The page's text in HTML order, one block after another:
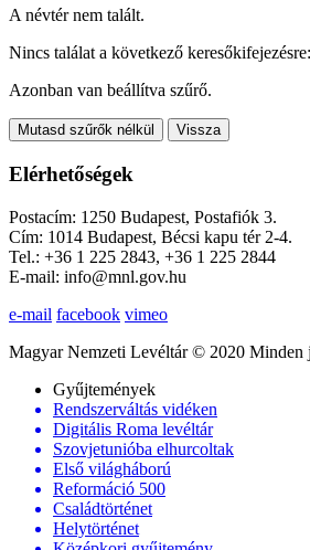
A névtér nem talált.
Nincs találat a következő
Azonban van beállítva szűrő.
Mutasd szűrők nélkül Vissza
Elérhetőségek
Postacím: 1250 Budapest, Postafiók 3.
Cím: 1014 Budapest, Bécsi kapu tér 2-4.
Tel.: +36 1 225 2843, +36 1 225 2844
E-mail: info@mnl.gov.hu
e-mail facebook vimeo
Magyar Nemzeti Levéltár © 2020 Minden
Gyűjtemények
Rendszerváltás vidéken
Digitális Roma levéltár
Szovjetunióba elhurcoltak
Első világháború
Reformáció 500
Családtörténet
Helytörténet